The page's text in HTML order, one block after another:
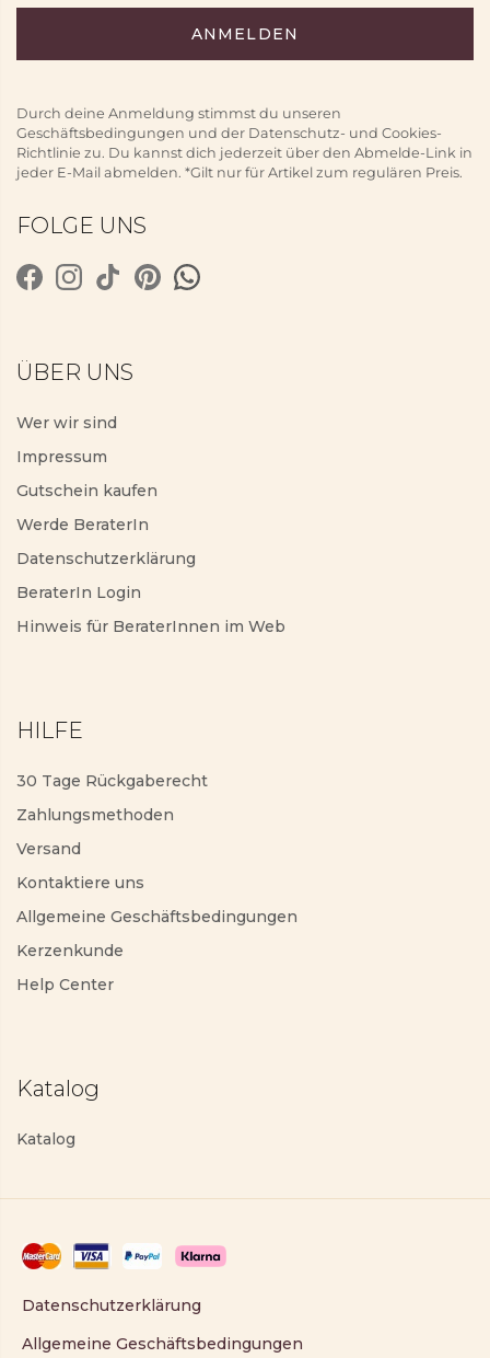
Durch deine Anmeldung stimmst du unseren
Geschäftsbedingungen und der Datenschutz- und Cookies-
Richtlinie zu. Du kannst dich jederzeit über den Abmelde-Link in
jeder E-Mail abmelden. *Gilt nur für Artikel zum regulären Preis.
FOLGE UNS
ÜBER UNS
Wer wir sind
Impressum
Gutschein kaufen
Werde BeraterIn
Datenschutzerklärung
BeraterIn Login
Hinweis für BeraterInnen im Web
HILFE
30 Tage Rückgaberecht
Zahlungsmethoden
Versand
Kontaktiere uns
Allgemeine Geschäftsbedingungen
Kerzenkunde
Help Center
Katalog
Katalog
Datenschutzerklärung
Allgemeine Geschäftsbedingungen